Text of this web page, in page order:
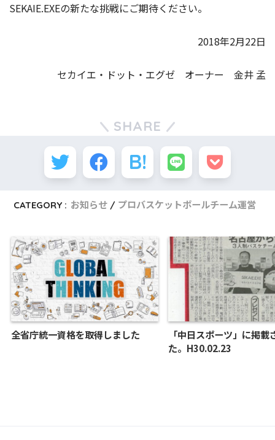
SEKAIE.EXEの新たな挑戦にご期待ください。
2018年2月22日
セカイエ・ドット・エグゼ オーナー 金井 孟
SHARE
CATEGORY : お知らせ プロバスケットボールチーム運営
全省庁統一資格を取得しました
「中日スポーツ」に掲載
た。H30.02.23